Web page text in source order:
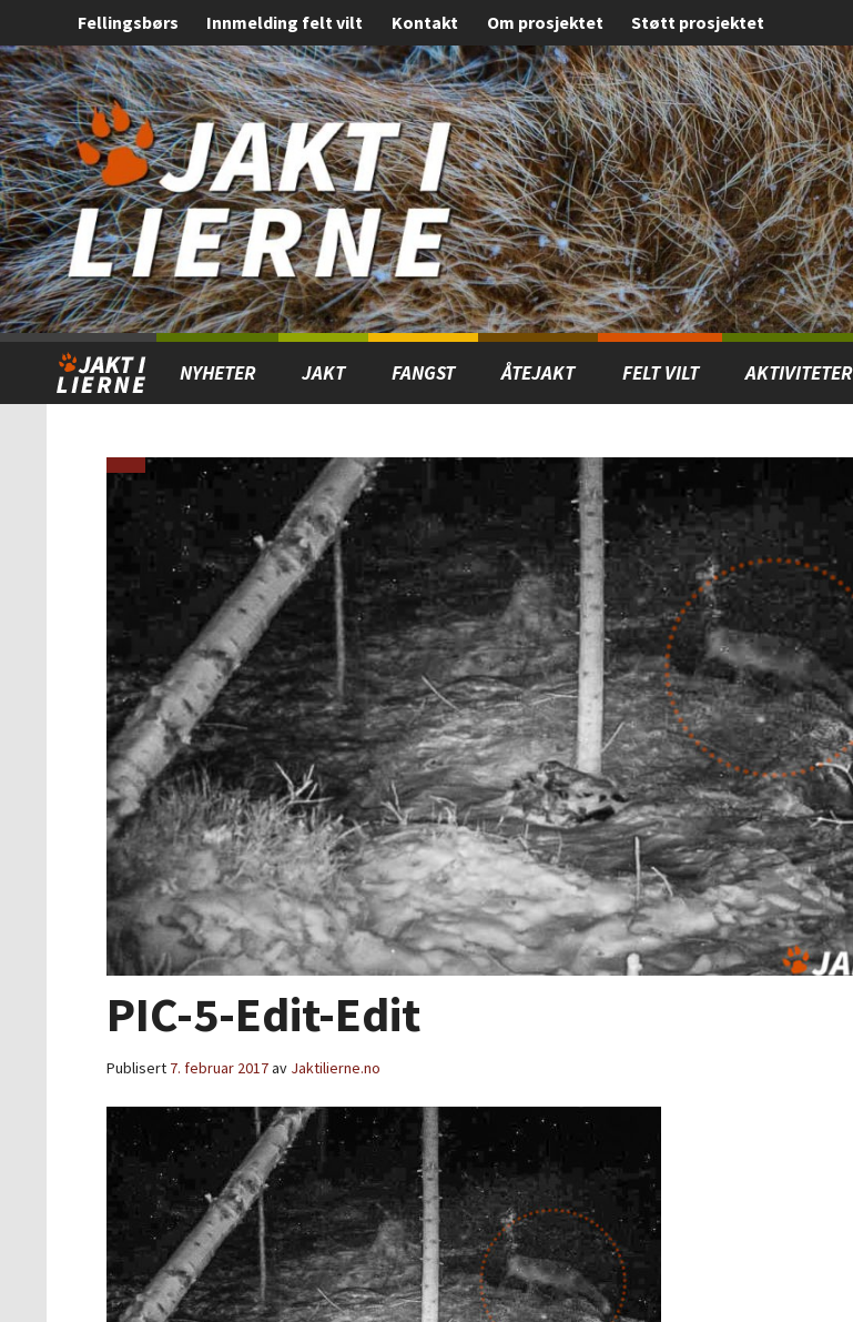
Gå
til
innholdet
Forstørre
skrift
Fellingsbørs Innmelding felt vilt Kontakt Om prosjektet Støtt prosjektet
NYHETER JAKT FANGST ÅTEJAKT FELT VILT AKTIVITETER
PIC-5-Edit-Edit
Publisert 7. februar 2017av Jaktilierne.no